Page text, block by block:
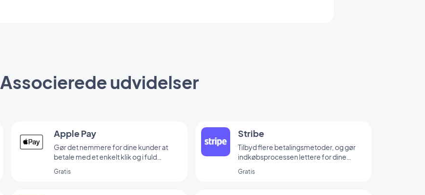
Associerede udvidelser
Apple Pay
Gør det nemmere for dine kunder at
betale med et enkelt klik og i fuld
Gratis
Stribe
Tilbyd flere betalingsmetoder, og gør
indkøbsprocessen lettere for dine
Gratis